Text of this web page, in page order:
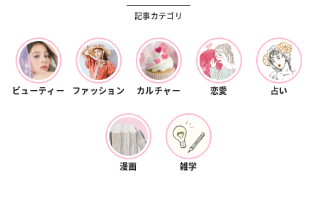
記事カテゴリ
ビューティー ファッション カルチャー 恋愛 占い
漫画 雑学